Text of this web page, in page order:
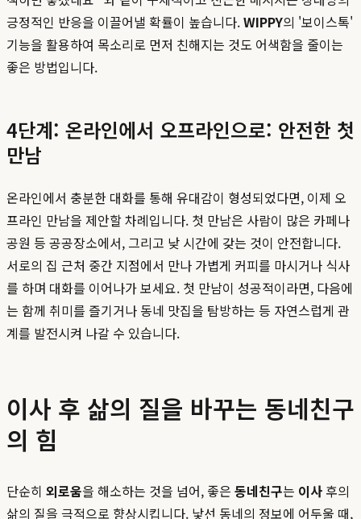
긍정적인 반응을 이끌어낼 확률이 높습니다.WIPPY의 '보이스톡'
기능을 활용하여 목소리로 먼저 친해지는 것도 어색함을 줄이는
좋은 방법입니다.
4단계: 온라인에서 오프라인으로: 안전한 첫
만남
온라인에서 충분한 대화를 통해 유대감이 형성되었다면, 이제 오
프라인 만남을 제안할 차례입니다. 첫 만남은 사람이 많은 카페나
공원 등 공공장소에서, 그리고 낮 시간에 갖는 것이 안전합니다.
서로의 집 근처 중간 지점에서 만나 가볍게 커피를 마시거나 식사
를 하며 대화를 이어나가 보세요. 첫 만남이 성공적이라면, 다음에
는 함께 취미를 즐기거나 동네 맛집을 탐방하는 등 자연스럽게 관
계를 발전시켜 나갈 수 있습니다.
이사 후 삶의 질을 바꾸는 동네친구
의 힘
단순히 외로움을 해소하는 것을 넘어, 좋은 동네친구는 이사 후의
삶의 질을 극적으로 향상시킵니다. 낯선 동네의 정보에 어두울 때,